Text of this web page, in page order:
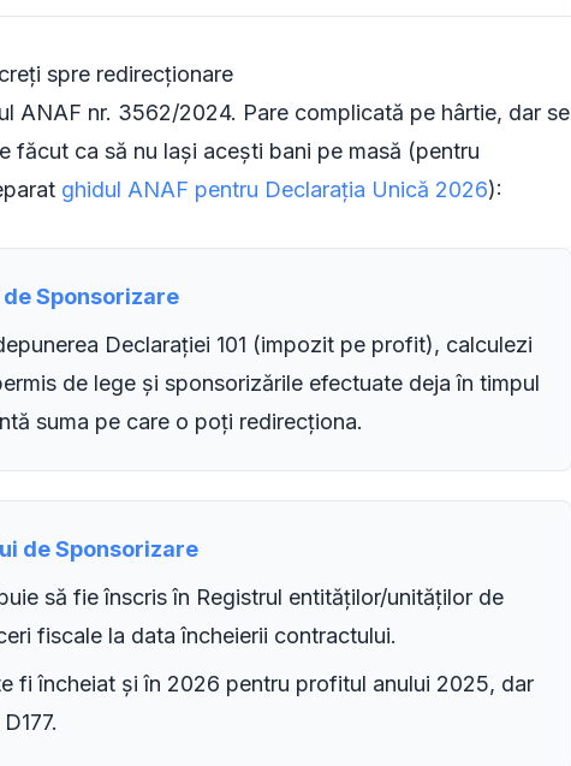
spre redirecționare
ANAF nr. 3562/2024. Pare complicată pe hârtie, dar se
făcut ca să nu lași acești bani pe masă (pentru
ghidul ANAF pentru Declarația Unică 2026):
Sponsorizare
Declarației 101 (impozit pe profit), calculezi
de lege și sponsorizările efectuate deja în timpul
suma pe care o poți redirecționa.
de Sponsorizare
să fie înscris în Registrul entităților/unităților de
fiscale la data încheierii contractului.
fi încheiat și în 2026 pentru profitul anului 2025, dar